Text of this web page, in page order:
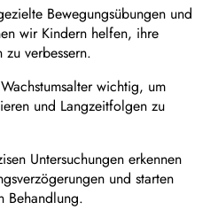
Bewegungsübungen und
wir Kindern helfen, ihre
verbessern.
wichtig, um
und Langzeitfolgen zu
Untersuchungen erkennen
und starten
Behandlung.